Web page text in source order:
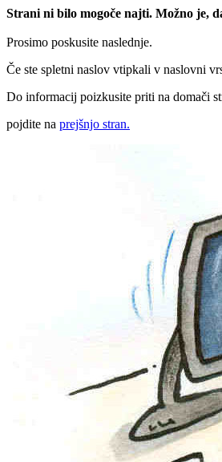
Strani ni bilo mogoče najti. Možno je,
Prosimo poskusite naslednje.
Če ste spletni naslov vtipkali v naslovni
Do informacij poizkusite priti na domači
pojdite na prejšnjo stran.